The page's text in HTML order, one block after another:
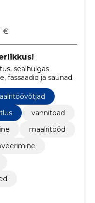
€
sealhulgas
fassaadid ja saunad.
vannitoad
maalritööd